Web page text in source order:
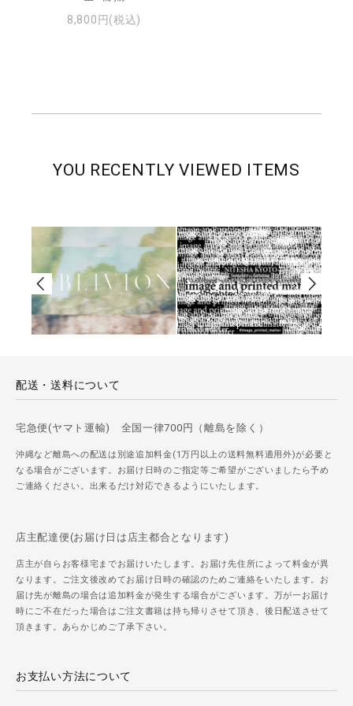
8,800円(税込)
YOU RECENTLY VIEWED ITEMS
配送・送料について
宅急便(ヤマト運輸) 全国一律700円（離島を除く）
沖縄など離島への配送は別途追加料金(1万円以上の送料無料適用外)が必要と
なる場合がございます。お届け日時のご指定等ご希望がございましたら予め
ご連絡ください。出来るだけ対応できるようにいたします。
店主配達便(お届け日は店主都合となります)
店主が自らお客様宅までお届けいたします。お届け先住所によって料金が異
なります。ご注文後改めてお届け日時の確認のためご連絡をいたします。お
届け先が離島の場合は追加料金が発生する場合がございます。万が一お届け
時にご不在だった場合はご注文書籍は持ち帰りさせて頂き、後日配送させて
頂きます。あらかじめご了承下さい。
お支払い方法について